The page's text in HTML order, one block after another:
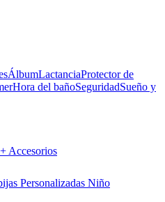
ÁlbumLactanciaProtector de
Hora del bañoSeguridadSueño y
Accesorios
Personalizadas Niño